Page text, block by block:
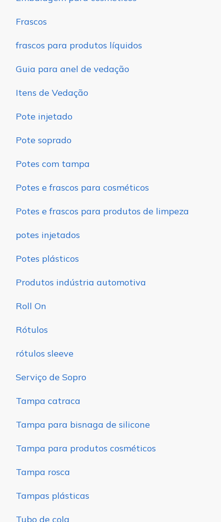
Frascos
frascos para produtos líquidos
Guia para anel de vedação
Itens de Vedação
Pote injetado
Pote soprado
Potes com tampa
Potes e frascos para cosméticos
Potes e frascos para produtos de limpeza
potes injetados
Potes plásticos
Produtos indústria automotiva
Roll On
Rótulos
rótulos sleeve
Serviço de Sopro
Tampa catraca
Tampa para bisnaga de silicone
Tampa para produtos cosméticos
Tampa rosca
Tampas plásticas
Tubo de cola